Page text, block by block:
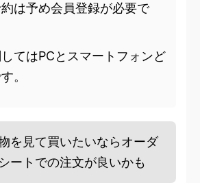
は予め会員登録が必要で
てはPCとスマートフォンど
。
を見て買いたいならオーダ
ートでの注文が良いかも